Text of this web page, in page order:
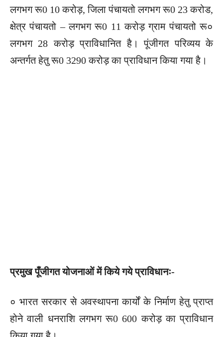
लगभग रू0 10 करोड़, जिला पंचायतो लगभग रू0 23 करोड,
क्षेत्र पंचायतो – लगभग रू0 11 करोड़ ग्राम पंचायतो रू०
लगभग 28 करोड़ प्राविधानित है। पूंजीगत परिव्यय के
अन्तर्गत हेतु रू0 3290 करोड़ का प्राविधान किया गया है।
प्रमुख पूँजीगत योजनाओं में किये गये प्राविधानः-
० भारत सरकार से अवस्थापना कार्यों के निर्माण हेतु प्राप्त
होने वाली धनराशि लगभग रू0 600 करोड़ का प्राविधान